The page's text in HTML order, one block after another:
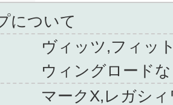
について
ヴィッツ,フィッ
ウィングロード
マークX,レガシ